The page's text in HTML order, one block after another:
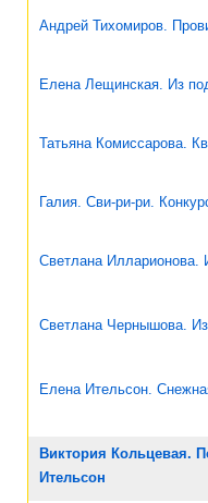
Андрей Тихомиров.
Елена Лещинская. Из
Татьяна Комиссарова.
Галия. Сви-ри-ри.
Светлана Илларионова.
Светлана Чернышова.
Елена Ительсон.
Виктория Кольцевая.
Ительсон